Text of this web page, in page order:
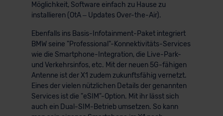
Möglichkeit, Software einfach zu Hause zu
installieren (OtA – Updates Over-the-Air).
Ebenfalls ins Basis-Infotainment-Paket integriert
BMW seine "Professional"-Konnektivitäts-Services
wie die Smartphone-Integration, die Live-Park-
und Verkehrsinfos, etc. Mit der neuen 5G-fähigen
Antenne ist der X1 zudem zukunftsfähig vernetzt.
Eines der vielen nützlichen Details der genannten
Services ist die "eSIM"-Option. Mit ihr lässt sich
auch ein Dual-SIM-Betrieb umsetzen. So kann